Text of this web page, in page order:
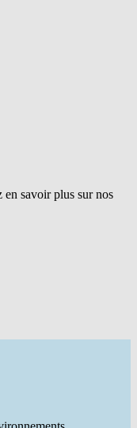
en savoir plus sur nos